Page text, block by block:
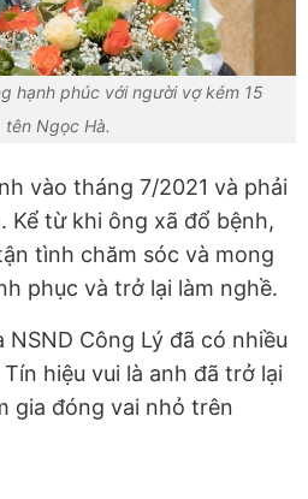
hạnh phúc với người vợ kém 15
tên Ngọc Hà.
vào tháng 7/2021 và phải
Kể từ khi ông xã đổ bệnh,
tình chăm sóc và mong
phục và trở lại làm nghề.
NSND Công Lý đã có nhiều
hiệu vui là anh đã trở lại
gia đóng vai nhỏ trên